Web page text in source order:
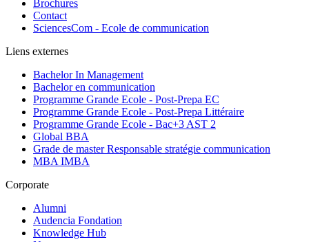
Brochures
Contact
SciencesCom - Ecole de communication
Liens externes
Bachelor In Management
Bachelor en communication
Programme Grande Ecole - Post-Prepa EC
Programme Grande Ecole - Post-Prepa Littéraire
Programme Grande Ecole - Bac+3 AST 2
Global BBA
Grade de master Responsable stratégie communication
MBA IMBA
Corporate
Alumni
Audencia Fondation
Knowledge Hub